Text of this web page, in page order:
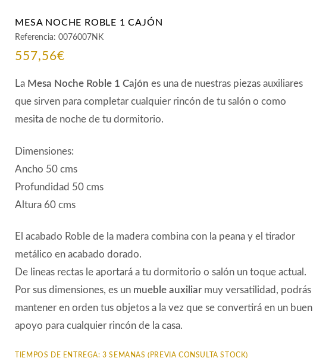
MESA NOCHE ROBLE 1 CAJÓN
Referencia:0076007NK
557,56€
La Mesa Noche Roble 1 Cajónes una de nuestras piezas auxiliares
que sirven para completar cualquier rincón de tu salón o como
mesita de noche de tu dormitorio.
Dimensiones:
Ancho 50 cms
Profundidad 50 cms
Altura 60 cms
El acabado Roble de la madera combina con la peana y el tirador
metálico en acabado dorado.
De lineas rectas le aportará a tu dormitorio o salón un toque actual.
Por sus dimensiones, es un mueble auxiliar muy versatilidad, podrás
mantener en orden tus objetos a la vez que se convertirá en un buen
apoyo para cualquier rincón de la casa.
TIEMPOS DE ENTREGA: 3 SEMANAS (PREVIA CONSULTA STOCK)